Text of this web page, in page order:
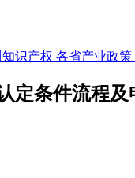
知识产权 各省产业政策
定条件流程